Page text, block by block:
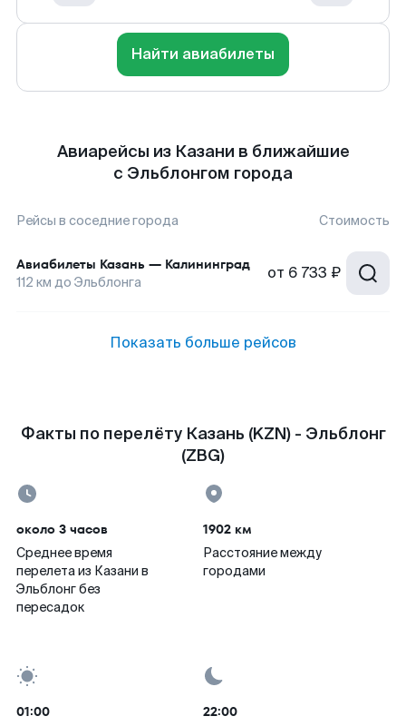
Найти авиабилеты
Авиарейсы из Казани в ближайшие
с Эльблонгом города
Рейсы в соседние города Стоимость
Авиабилеты Казань — Калининград
112 км до Эльблонга от 6 733 ₽
Показать больше рейсов
Факты по перелёту Казань (KZN) - Эльблонг
(ZBG)
около 3 часов
Среднее время
перелета из Казани в
Эльблонг без
пересадок
1902 км
Расстояние между
городами
01:00 22:00